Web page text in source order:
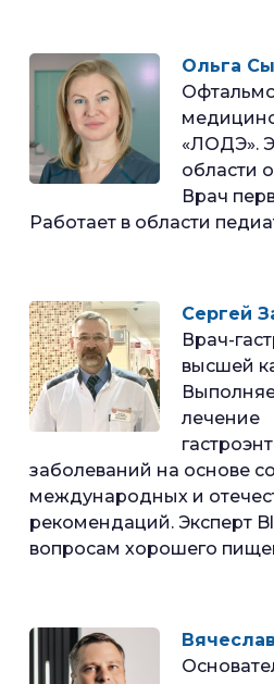
Ольга
«ЛОДЭ».
области
Врач
Работает в области
Сергей
Врач-
высшей
лечение
заболеваний на основе
международных и
рекомендаций. Эксперт
вопросам хорошего